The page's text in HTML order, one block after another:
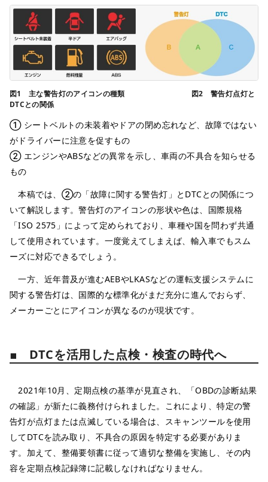
図1 主な警告灯のアイコンの種類 図2 警告灯点灯と
DTCとの関係
① シートベルトの未装着やドアの閉め忘れなど、故障ではない
がドライバーに注意を促すもの
② エンジンやABSなどの異常を示し、車両の不具合を知らせる
もの
本稿では、②の「故障に関する警告灯」とDTCとの関係につ
いて解説します。警告灯のアイコンの形状や色は、国際規格
「ISO 2575」によって定められており、車種や国を問わず共通
して使用されています。一度覚えてしまえば、輸入車でもスム
ーズに対応できるでしょう。
一方、近年普及が進むAEBやLKASなどの運転支援システムに
関する警告灯は、国際的な標準化がまだ充分に進んでおらず、
メーカーごとにアイコンが異なるのが現状です。
■ DTCを活用した点検・検査の時代へ
2021年10月、定期点検の基準が見直され、「OBDの診断結果
の確認」が新たに義務付けられました。これにより、特定の警
告灯が点灯または点滅している場合は、スキャンツールを使用
してDTCを読み取り、不具合の原因を特定する必要がありま
す。加えて、整備要領書に従って適切な整備を実施し、その内
容を定期点検記録簿に記載しなければなりません。